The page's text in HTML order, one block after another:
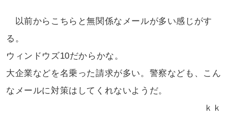
以前からこちらと無関係な メールが多い感じがす
る。
ウィンドウズ10だからかな。
大企業などを名乗った請求が多い。警察なども、こん
なメールに対策はしてくれないようだ。
ｋｋ